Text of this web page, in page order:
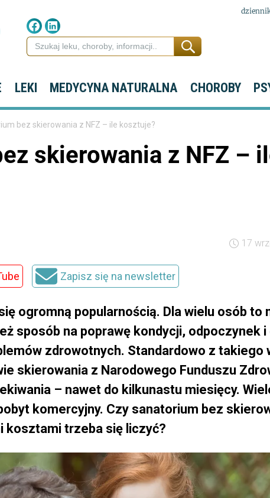
LEKI MEDYCYNA NATURALNA CHOROBY
bez skierowania z NFZ – ile kosztuje?
skierowania z NFZ –
17
Zapisz się na newsletter
ogromną popularnością. Dla wielu osób to
sposób na poprawę kondycji, odpoczynek i
zdrowotnych. Standardowo z takiego
skierowania z Narodowego Funduszu
– nawet do kilkunastu miesięcy.
komercyjny. Czy sanatorium bez
kosztami trzeba się liczyć?